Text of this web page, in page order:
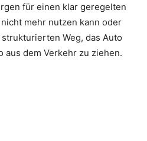
für einen klar geregelten
mehr nutzen kann oder
Weg, das Auto
aus dem Verkehr zu ziehen.